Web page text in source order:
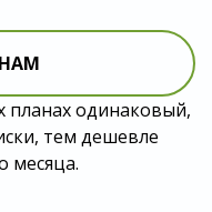
планах одинаковый,
тем дешевле
месяца.